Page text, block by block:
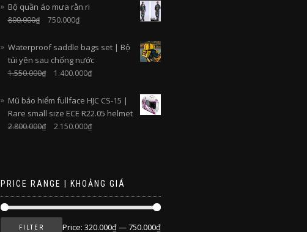
Bộ quần áo mưa rằn ri
800.000₫ 750.000₫
Waterproof saddle bags set | Bộ
túi yên sau chống nước
1.550.000₫ 1.400.000₫
Mũ bảo hiểm fullface HJC CS-15 |
Rare small size ECE R22.05 helmet
2.800.000₫ 2.150.000₫
PRICE RANGE | KHOẢNG GIÁ
FILTER Price: 320.000₫—750.000₫